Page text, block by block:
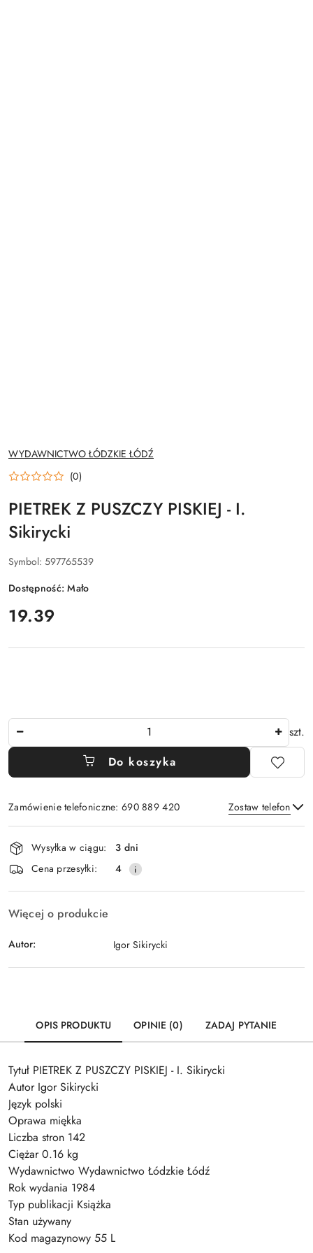
NAZWA
PRODUCENTA:
WYDAWNICTWO ŁÓDZKIE ŁÓDŹ
(0)
PIETREK Z PUSZCZY PISKIEJ - I.
Sikirycki
Symbol: 597765539
Dostępność:Mało
cena:
19.39
szt.
Do koszyka
Zamówienie telefoniczne: 690 889 420 Zostaw telefon
Wyślij
Dostępność
i
dostawa
Wysyłka w ciągu:
3 dni
Cena przesyłki:
4
Więcej o produkcie
Autor: Igor Sikirycki
OPIS PRODUKTU OPINIE (0) ZADAJ PYTANIE
Tytuł PIETREK Z PUSZCZY PISKIEJ - I. Sikirycki
Autor Igor Sikirycki
Język polski
Oprawa miękka
Liczba stron 142
Ciężar 0.16 kg
Wydawnictwo Wydawnictwo Łódzkie Łódź
Rok wydania 1984
Typ publikacji Książka
Stan używany
Kod magazynowy 55 L